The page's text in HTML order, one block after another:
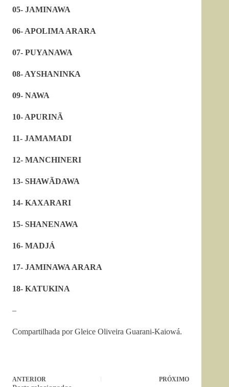
05- JAMINAWA
06- APOLIMA ARARA
07- PUYANAWA
08- AYSHANINKA
09- NAWA
10- APURINÃ
11- JAMAMADI
12- MANCHINERI
13- SHAWÃDAWA
14- KAXARARI
15- SHANENAWA
16- MADJÁ
17- JAMINAWA ARARA
18- KATUKINA
–
Compartilhada por Gleice Oliveira Guarani-Kaiowá.
ANTERIOR PRÓXIMO